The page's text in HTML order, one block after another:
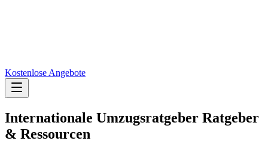
Kostenlose Angebote
Internationale Umzugsratgeber Ratgeber
& Ressourcen